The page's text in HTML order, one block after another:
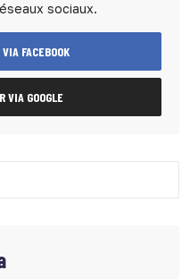
sociaux.
FACEBOOK
VIA GOOGLE